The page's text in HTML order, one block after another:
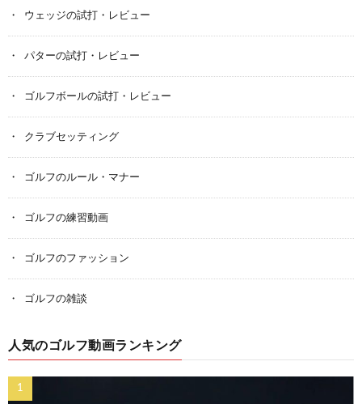
ウェッジの試打・レビュー
パターの試打・レビュー
ゴルフボールの試打・レビュー
クラブセッティング
ゴルフのルール・マナー
ゴルフの練習動画
ゴルフのファッション
ゴルフの雑談
人気のゴルフ動画ランキング